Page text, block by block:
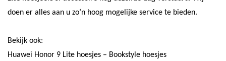
doen er alles aan u zo’n hoog mogelijke service te bieden.
Bekijk ook:
Huawei Honor 9 Lite hoesjes – Bookstyle hoesjes